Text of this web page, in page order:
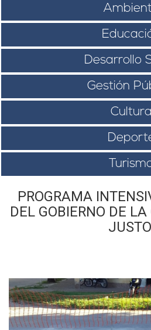
Desarrollo
Gestión
Cultura
PROGRAMA
DEL GOBIERNO DE